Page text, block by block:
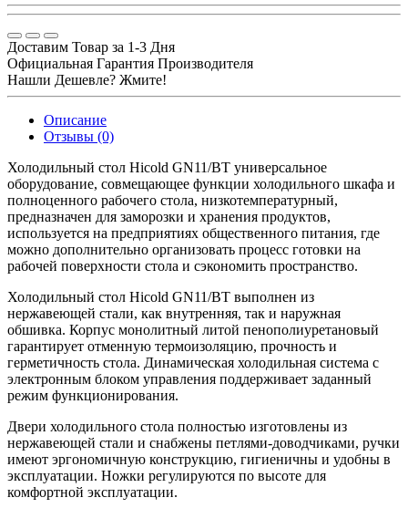
Доставим Товар за 1-3 Дня
Официальная Гарантия Производителя
Нашли Дешевле? Жмите!
Описание
Отзывы (0)
Холодильный стол Hicold GN11/BT универсальное
оборудование, совмещающее функции холодильного шкафа и
полноценного рабочего стола, низкотемпературный,
предназначен для заморозки и хранения продуктов,
используется на предприятиях общественного питания, где
можно дополнительно организовать процесс готовки на
рабочей поверхности стола и сэкономить пространство.
Холодильный стол Hicold GN11/BT выполнен из
нержавеющей стали, как внутренняя, так и наружная
обшивка. Корпус монолитный литой пенополиуретановый
гарантирует отменную термоизоляцию, прочность и
герметичность стола. Динамическая холодильная система с
электронным блоком управления поддерживает заданный
режим функционирования.
Двери холодильного стола полностью изготовлены из
нержавеющей стали и снабжены петлями-доводчиками, ручки
имеют эргономичную конструкцию, гигиеничны и удобны в
эксплуатации. Ножки регулируются по высоте для
комфортной эксплуатации.